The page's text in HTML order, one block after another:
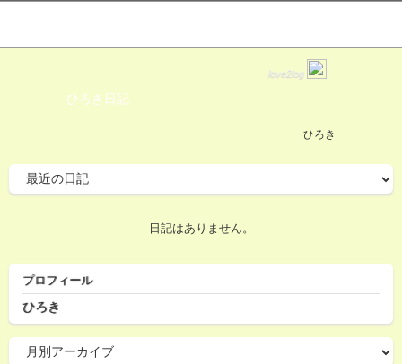
love2log
ひろき日記
ひろき
日記はありません。
プロフィール
ひろき